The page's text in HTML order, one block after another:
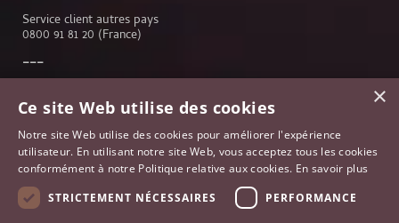
Service client autres pays
0800 91 81 20 (France)
Service client
Lausanne
Anvers
Paris
×
Ce site Web utilise des cookies
Notre site Web utilise des cookies pour améliorer l'expérience
utilisateur. En utilisant notre site Web, vous acceptez tous les cookies
conformément à notre Politique relative aux cookies. En savoir plus
STRICTEMENT NÉCESSAIRES
PERFORMANCE